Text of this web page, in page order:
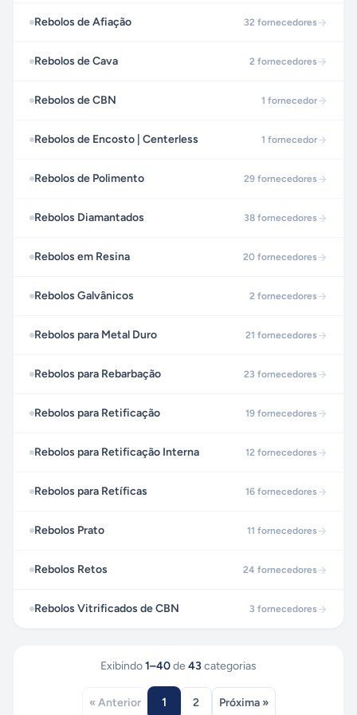
Rebolos de Afiação 32 fornecedores
Rebolos de Cava 2 fornecedores
Rebolos de CBN 1 fornecedor
Rebolos de Encosto | Centerless 1 fornecedor
Rebolos de Polimento 29 fornecedores
Rebolos Diamantados 38 fornecedores
Rebolos em Resina 20 fornecedores
Rebolos Galvânicos 2 fornecedores
Rebolos para Metal Duro 21 fornecedores
Rebolos para Rebarbação 23 fornecedores
Rebolos para Retificação 19 fornecedores
Rebolos para Retificação Interna 12 fornecedores
Rebolos para Retíficas 16 fornecedores
Rebolos Prato 11 fornecedores
Rebolos Retos 24 fornecedores
Rebolos Vitrificados de CBN 3 fornecedores
Exibindo1–40de 43 categorias
« Anterior 1 2 Próxima »